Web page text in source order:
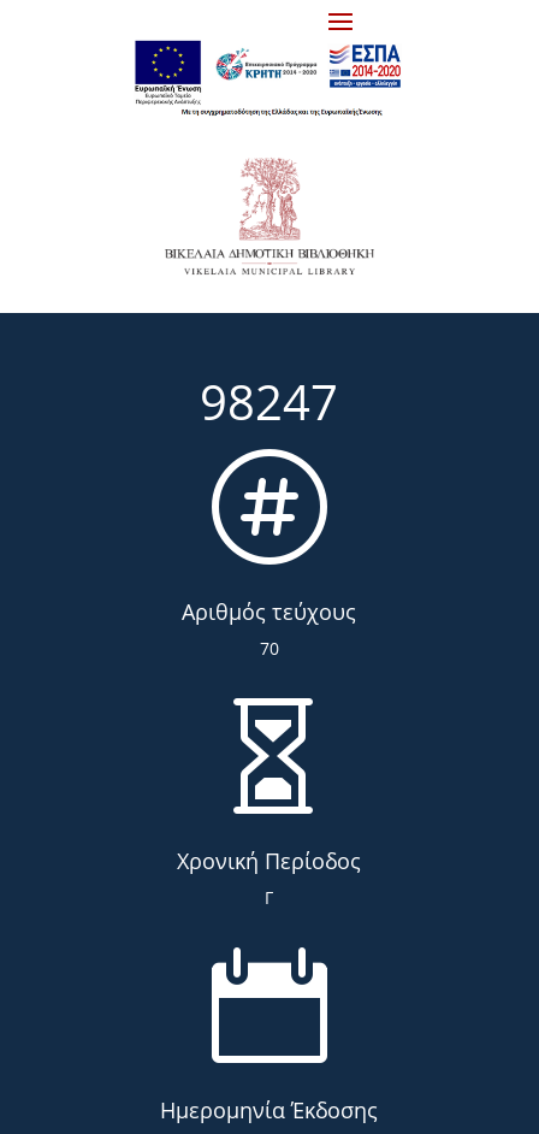
98247

Αριθμός τεύχους
70

Χρονική Περίοδος
Γ

Ημερομηνία Έκδοσης